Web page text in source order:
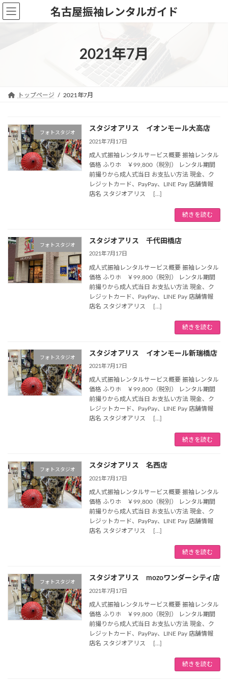
コ
ン
ナ
ビ
名古屋振袖レンタルガイド
2021年7月
トップページ 2021年7月
フォトスタジオ
スタジオアリス イオンモール大高店
2021年7月17日
成人式振袖レンタルサービス概要 振袖レンタル
価格 ふりホ ￥99,800（税別） レンタル期間
前撮りから成人式当日 お支払い方法 現金、ク
レジットカード、PayPay、LINE Pay 店舗情報
店名 スタジオアリス […]
続きを読む
フォトスタジオ
スタジオアリス 千代田橋店
2021年7月17日
成人式振袖レンタルサービス概要 振袖レンタル
価格 ふりホ ￥99,800（税別） レンタル期間
前撮りから成人式当日 お支払い方法 現金、ク
レジットカード、PayPay、LINE Pay 店舗情報
店名 スタジオアリス […]
続きを読む
フォトスタジオ
スタジオアリス イオンモール新瑞橋店
2021年7月17日
成人式振袖レンタルサービス概要 振袖レンタル
価格 ふりホ ￥99,800（税別） レンタル期間
前撮りから成人式当日 お支払い方法 現金、ク
レジットカード、PayPay、LINE Pay 店舗情報
店名 スタジオアリス […]
続きを読む
フォトスタジオ
スタジオアリス 名西店
2021年7月17日
成人式振袖レンタルサービス概要 振袖レンタル
価格 ふりホ ￥99,800（税別） レンタル期間
前撮りから成人式当日 お支払い方法 現金、ク
レジットカード、PayPay、LINE Pay 店舗情報
店名 スタジオアリス […]
続きを読む
フォトスタジオ
スタジオアリス mozoワンダーシティ店
2021年7月17日
成人式振袖レンタルサービス概要 振袖レンタル
価格 ふりホ ￥99,800（税別） レンタル期間
前撮りから成人式当日 お支払い方法 現金、ク
レジットカード、PayPay、LINE Pay 店舗情報
店名 スタジオアリス […]
続きを読む